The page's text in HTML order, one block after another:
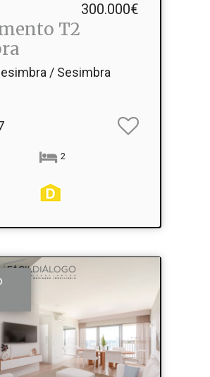
300.000€
T2
/ Sesimbra
2